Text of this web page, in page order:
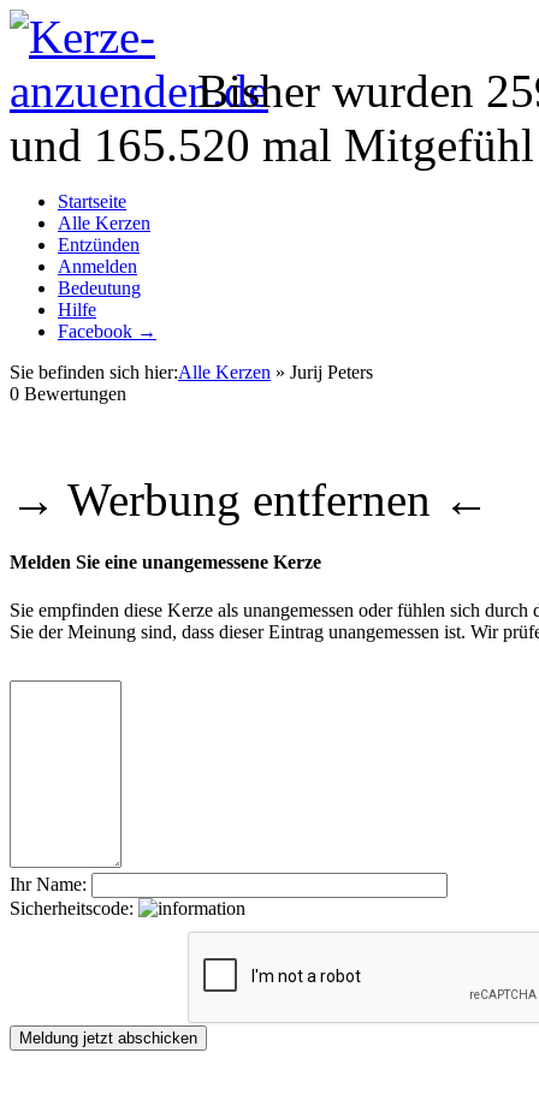
Bisher wurden
und 165.520 mal
Startseite
Alle Kerzen
Entzünden
Anmelden
Bedeutung
Hilfe
Facebook →
Sie befinden sich hier:Alle Kerzen » Jurij Peters
0 Bewertungen
→ Werbung entfernen ←
Melden Sie eine unangemessene Kerze
Sie empfinden diese Kerze als unangemessen oder fühlen sich
Sie der Meinung sind, dass dieser Eintrag unangemessen ist. Wir
Ihr Name:
Sicherheitscode: